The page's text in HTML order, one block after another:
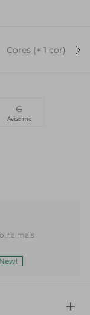
Cores (+ 1 cor)
G
Avise-me
mais
New!